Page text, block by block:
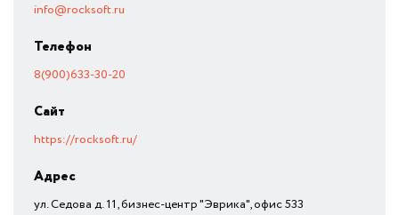
info@rocksoft.ru
Телефон
8(900)633-30-20
Сайт
https://rocksoft.ru/
Адрес
ул. Седова д. 11, бизнес-центр "Эврика", офис 533